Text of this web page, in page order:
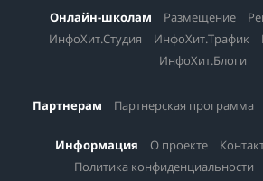
Онлайн-школам Размещение
ИнфоХит.Студия
ИнфоХит.Трафик
ИнфоХит.Блоги
Партнерам Партнерская программа
Информация О проекте
Политика конфиденциальности